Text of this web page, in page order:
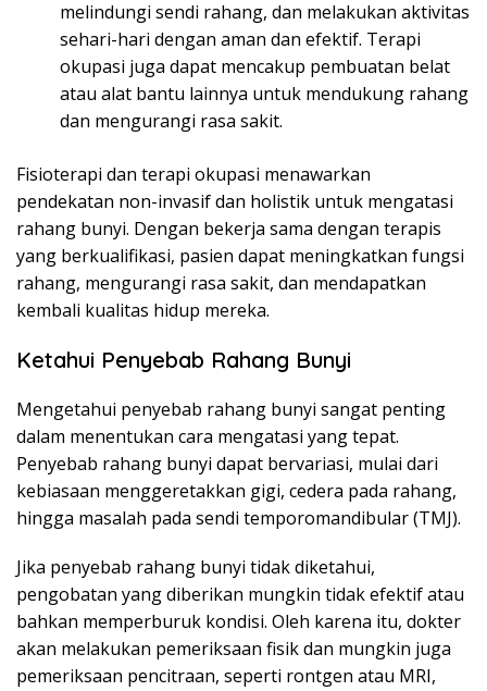
melindungi sendi rahang, dan melakukan aktivitas
sehari-hari dengan aman dan efektif. Terapi
okupasi juga dapat mencakup pembuatan belat
atau alat bantu lainnya untuk mendukung rahang
dan mengurangi rasa sakit.
Fisioterapi dan terapi okupasi menawarkan
pendekatan non-invasif dan holistik untuk mengatasi
rahang bunyi. Dengan bekerja sama dengan terapis
yang berkualifikasi, pasien dapat meningkatkan fungsi
rahang, mengurangi rasa sakit, dan mendapatkan
kembali kualitas hidup mereka.
Ketahui Penyebab Rahang Bunyi
Mengetahui penyebab rahang bunyi sangat penting
dalam menentukan cara mengatasi yang tepat.
Penyebab rahang bunyi dapat bervariasi, mulai dari
kebiasaan menggeretakkan gigi, cedera pada rahang,
hingga masalah pada sendi temporomandibular (TMJ).
Jika penyebab rahang bunyi tidak diketahui,
pengobatan yang diberikan mungkin tidak efektif atau
bahkan memperburuk kondisi. Oleh karena itu, dokter
akan melakukan pemeriksaan fisik dan mungkin juga
pemeriksaan pencitraan, seperti rontgen atau MRI,